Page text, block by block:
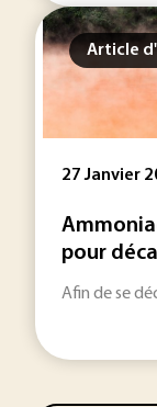
Article
27 Janvier
pour
Afin de se